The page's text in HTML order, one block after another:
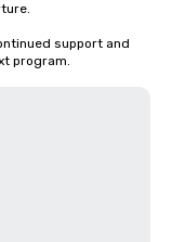
support and
program.